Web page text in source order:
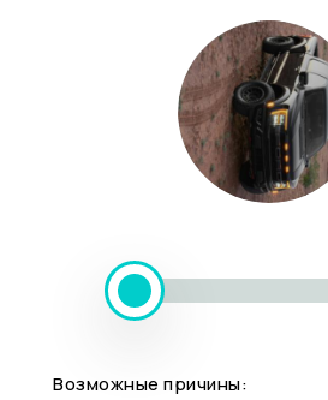
Возможные причины: